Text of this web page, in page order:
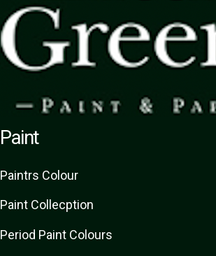
Paint
Paintrs Colour
Paint Collecption
Period Paint Colours